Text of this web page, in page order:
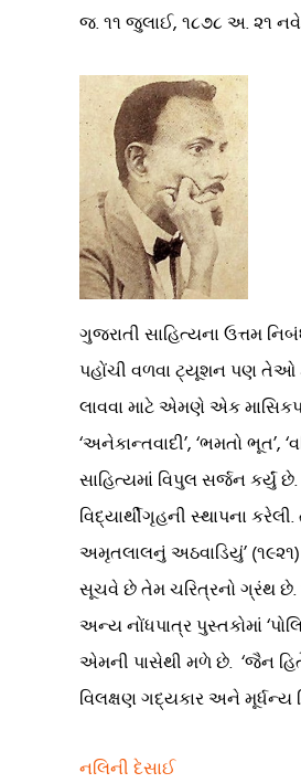
જ. ૧૧ જુલાઈ, ૧૮૭૮ અ. ૨૧
ગુજરાતી સાહિત્યના ઉત્તમ
પહોંચી વળવા ટ્યૂશન પણ તેઓ
લાવવા માટે એમણે એક
‘અનેકાન્તવાદી’, ‘ભમતો
સાહિત્યમાં વિપુલ સર્જન કર્યું
વિદ્યાર્થીગૃહની સ્થાપના
અમૃતલાલનું અઠવાડિયું’ (૧૯૨૧)
સૂચવે છે તેમ ચરિત્રનો ગ્રંથ છે.
અન્ય નોંધપાત્ર પુસ્તકોમાં
એમની પાસેથી મળે છે. ‘જૈન
વિલક્ષણ ગદ્યકાર અને મૂર્ધન્ય
નલિની દેસાઈ